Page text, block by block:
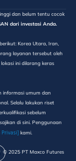
dan belum tentu cocok
dari investasi Anda.
Korea Utara, Iran,
layanan tersebut oleh
ini dilarang keras
informasi umum dan
Selalu lakukan riset
sebelum
di sini. Penggunaan
Privasi] kami.
©️ 2025 PT Maxco Futures